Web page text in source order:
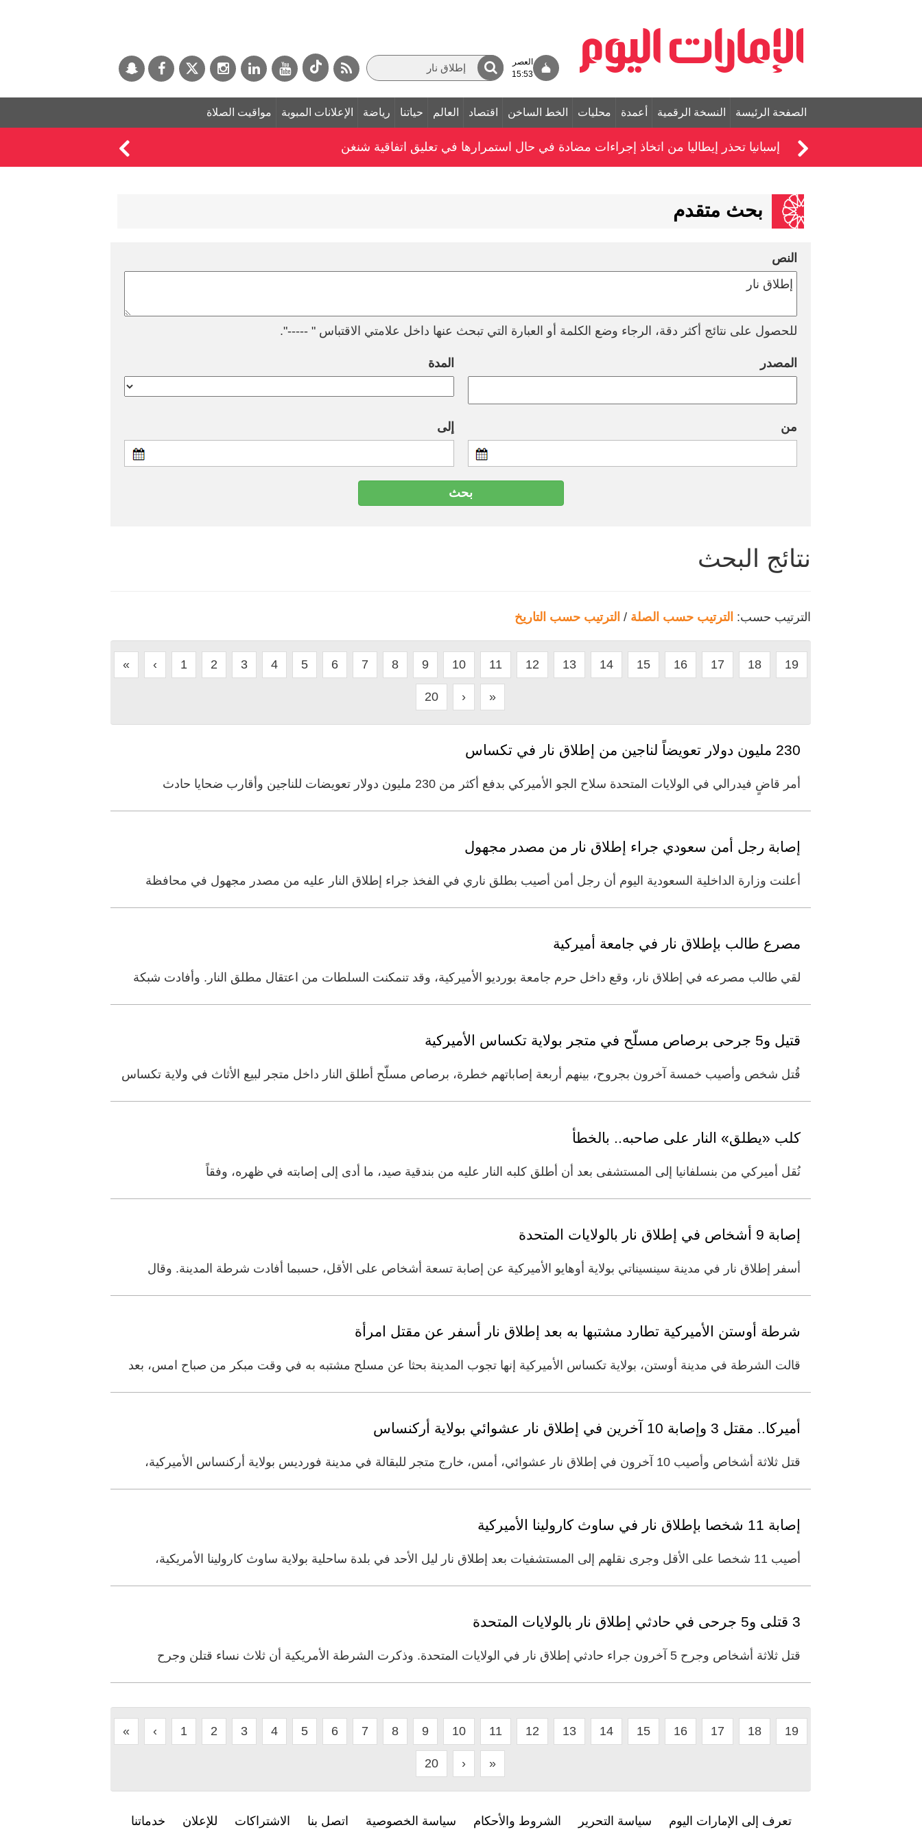
العصر
15:53
الصفحة الرئيسة النسخة الرقمية أعمدة محليات الخط الساخن اقتصاد العالم حياتنا رياضة الإعلانات المبوبة مواقيت الصلاة
إسبانيا تحذر إيطاليا من اتخاذ إجراءات مضادة في حال استمرارها في تعليق اتفاقية شنغن
بحث متقدم
النص
للحصول على نتائج أكثر دقة، الرجاء وضع الكلمة أو العبارة التي تبحث عنها داخل علامتي الاقتباس " -----".
المصدر المدة
من إلى
نتائج البحث
الترتيب حسب: الترتيب حسب الصلة / الترتيب حسب التاريخ
« ‹ 1 2 3 4 5 6 7 8 9 10 11 12 13 14 15 16 17 18 19
20 › »
230 مليون دولار تعويضاً لناجين من إطلاق نار في تكساس
أمر قاضٍ فيدرالي في الولايات المتحدة سلاح الجو الأميركي بدفع أكثر من 230 مليون دولار تعويضات للناجين وأقارب ضحايا حادث
إصابة رجل أمن سعودي جراء إطلاق نار من مصدر مجهول
أعلنت وزارة الداخلية السعودية اليوم أن رجل أمن أصيب بطلق ناري في الفخذ جراء إطلاق النار عليه من مصدر مجهول في محافظة
مصرع طالب بإطلاق نار في جامعة أميركية
لقي طالب مصرعه في إطلاق نار، وقع داخل حرم جامعة بورديو الأميركية، وقد تنمكنت السلطات من اعتقال مطلق النار. وأفادت شبكة
قتيل و5 جرحى برصاص مسلّح في متجر بولاية تكساس الأميركية
قُتل شخص وأصيب خمسة آخرون بجروح، بينهم أربعة إصاباتهم خطرة، برصاص مسلّح أطلق النار داخل متجر لبيع الأثاث في ولاية تكساس
كلب «يطلق» النار على صاحبه.. بالخطأ
نُقل أميركي من بنسلفانيا إلى المستشفى بعد أن أطلق كلبه النار عليه من بندقية صيد، ما أدى إلى إصابته في ظهره، وفقاً
إصابة 9 أشخاص في إطلاق نار بالولايات المتحدة
أسفر إطلاق نار في مدينة سينسيناتي بولاية أوهايو الأميركية عن إصابة تسعة أشخاص على الأقل، حسبما أفادت شرطة المدينة. وقال
شرطة أوستن الأميركية تطارد مشتبها به بعد إطلاق نار أسفر عن مقتل امرأة
قالت الشرطة في مدينة أوستن، بولاية تكساس الأميركية إنها تجوب المدينة بحثا عن مسلح مشتبه به في وقت مبكر من صباح امس، بعد
أميركا.. مقتل 3 وإصابة 10 آخرين في إطلاق نار عشوائي بولاية أركنساس
قتل ثلاثة أشخاص وأصيب 10 آخرون في إطلاق نار عشوائي، أمس، خارج متجر للبقالة في مدينة فورديس بولاية أركنساس الأميركية،
إصابة 11 شخصا بإطلاق نار في ساوث كارولينا الأميركية
أصيب 11 شخصا على الأقل وجرى نقلهم إلى المستشفيات بعد إطلاق نار ليل الأحد في بلدة ساحلية بولاية ساوث كارولينا الأمريكية،
3 قتلى و5 جرحى في حادثي إطلاق نار بالولايات المتحدة
قتل ثلاثة أشخاص وجرح 5 آخرون جراء حادثي إطلاق نار في الولايات المتحدة. وذكرت الشرطة الأمريكية أن ثلاث نساء قتلن وجرح
« ‹ 1 2 3 4 5 6 7 8 9 10 11 12 13 14 15 16 17 18 19
20 › »
تعرف إلى الإمارات اليوم سياسة التحرير الشروط والأحكام سياسة الخصوصية اتصل بنا الاشتراكات للإعلان خدماتنا